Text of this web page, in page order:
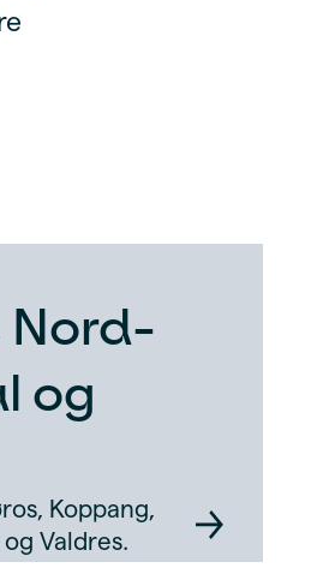
Nord-
og
Koppang,
Valdres.